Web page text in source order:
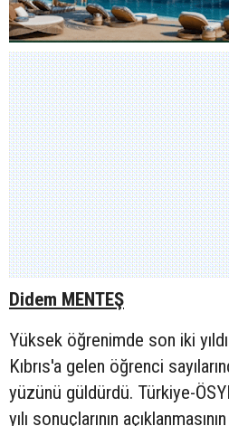
Didem MENTEŞ
Yüksek öğrenimde son iki
Kıbrıs'a gelen öğrenci
yüzünü güldürdü. Türkiye-
yılı sonuçlarının